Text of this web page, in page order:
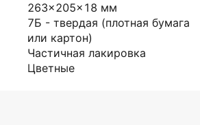
263x205x18 мм
7Б - твердая (плотная бумага
или картон)
Частичная лакировка
Цветные